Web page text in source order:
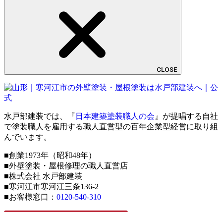
CLOSE
水戸部建装では、『 日本建築塗装職人の会 』が提唱する自社
で塗装職人を雇用する職人直営型の百年企業型経営に取り組
んでいます。
■創業1973年（昭和48年）
■外壁塗装・屋根修理の職人直営店
■株式会社 水戸部建装
■寒河江市寒河江三条136-2
■お客様窓口： 0120-540-310